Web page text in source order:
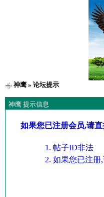
神鹰» 论坛提示
神鹰 提示信息
如果您已注册会员,请
帖子ID非法
如果您已注册